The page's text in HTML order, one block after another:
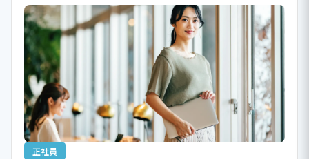
正社員